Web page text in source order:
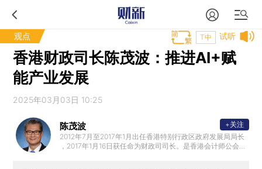
观点 试听
T中
香港财政司长陈茂波：推进AI+赋
能产业发展
2025年03月03日 10:25
陈茂波
2012年7月至2017年1月出任香港特别行政区政府发展局局长
，2017年1月16日获任命为财政司司长。是香港会计师公会前
+关注